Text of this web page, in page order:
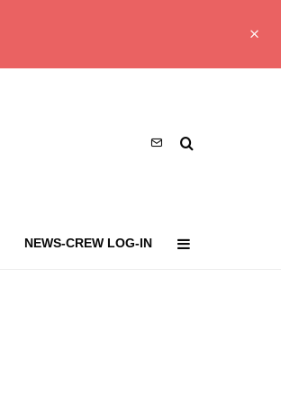
NEWS-CREW LOG-IN